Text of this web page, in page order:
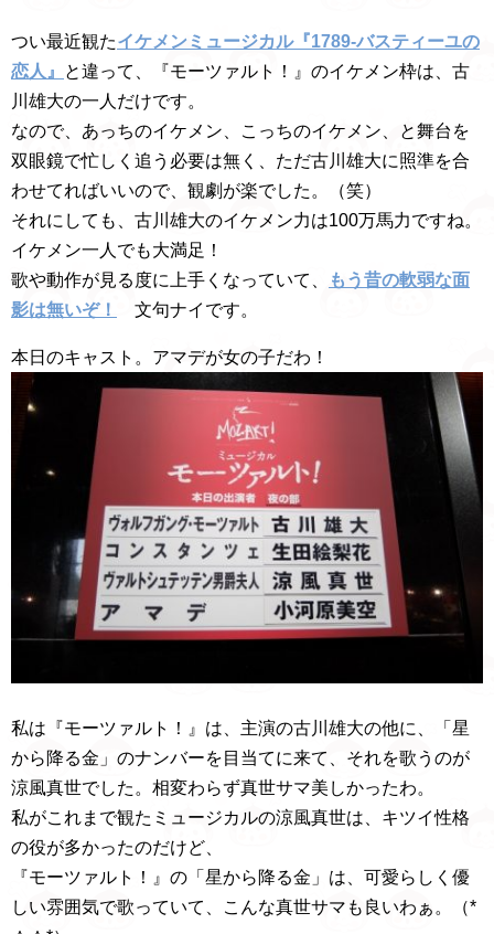
つい最近観たイケメンミュージカル『1789-バスティーユの
恋人』
と違って、『モーツァルト！』のイケメン枠は、古
川雄大の一人だけです。
なので、あっちのイケメン、こっちのイケメン、と舞台を
双眼鏡で忙しく追う必要は無く、ただ古川雄大に照準を合
わせてればいいので、観劇が楽でした。（笑）
それにしても、古川雄大のイケメン力は100万馬力ですね。
イケメン一人でも大満足！
歌や動作が見る度に上手くなっていて、
もう昔の軟弱な面
影は無いぞ！
文句ナイです。
本日のキャスト。アマデが女の子だわ！
私は『モーツァルト！』は、主演の古川雄大の他に、「星
から降る金」のナンバーを目当てに来て、それを歌うのが
涼風真世でした。相変わらず真世サマ美しかったわ。
私がこれまで観たミュージカルの涼風真世は、キツイ性格
の役が多かったのだけど、
『モーツァルト！』の「星から降る金」は、可愛らしく優
しい雰囲気で歌っていて、こんな真世サマも良いわぁ。（*